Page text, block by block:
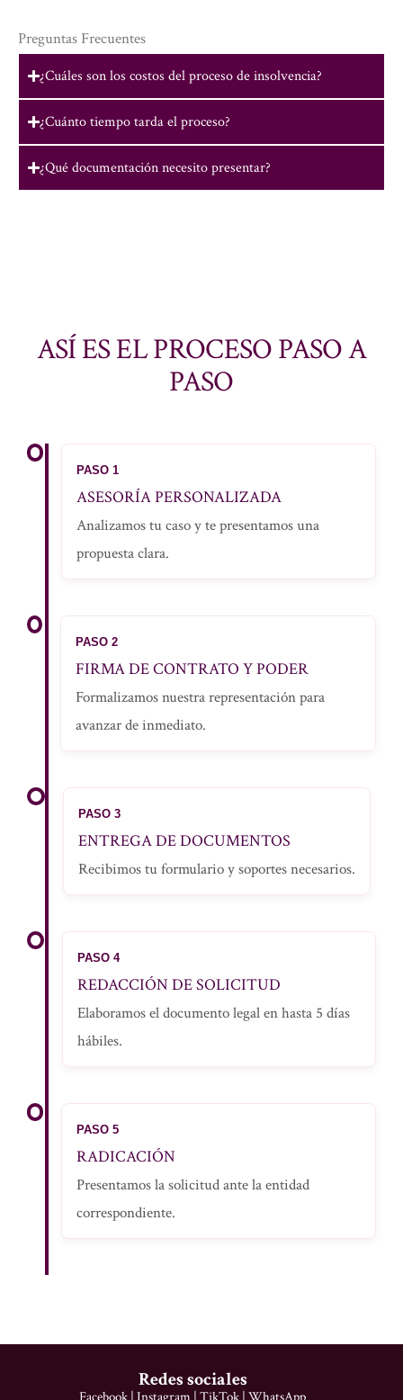
Preguntas Frecuentes
¿Cuáles son los costos del proceso de insolvencia?
¿Cuánto tiempo tarda el proceso?
¿Qué documentación necesito presentar?
ASÍ ES EL PROCESO PASO A
PASO
PASO 1
ASESORÍA PERSONALIZADA
Analizamos tu caso y te presentamos una
propuesta clara.
PASO 2
FIRMA DE CONTRATO Y PODER
Formalizamos nuestra representación para
avanzar de inmediato.
PASO 3
ENTREGA DE DOCUMENTOS
Recibimos tu formulario y soportes necesarios.
PASO 4
REDACCIÓN DE SOLICITUD
Elaboramos el documento legal en hasta 5 días
hábiles.
PASO 5
RADICACIÓN
Presentamos la solicitud ante la entidad
correspondiente.
Redes sociales